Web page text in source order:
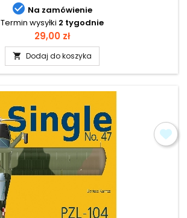
 Na zamówienie
Termin wysyłki 2 tygodnie
Cena
29,00 zł
 Dodaj do koszyka